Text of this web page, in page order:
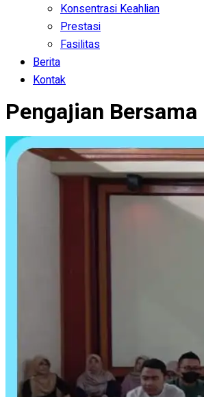
Konsentrasi Keahlian
Prestasi
Fasilitas
Berita
Kontak
Pengajian